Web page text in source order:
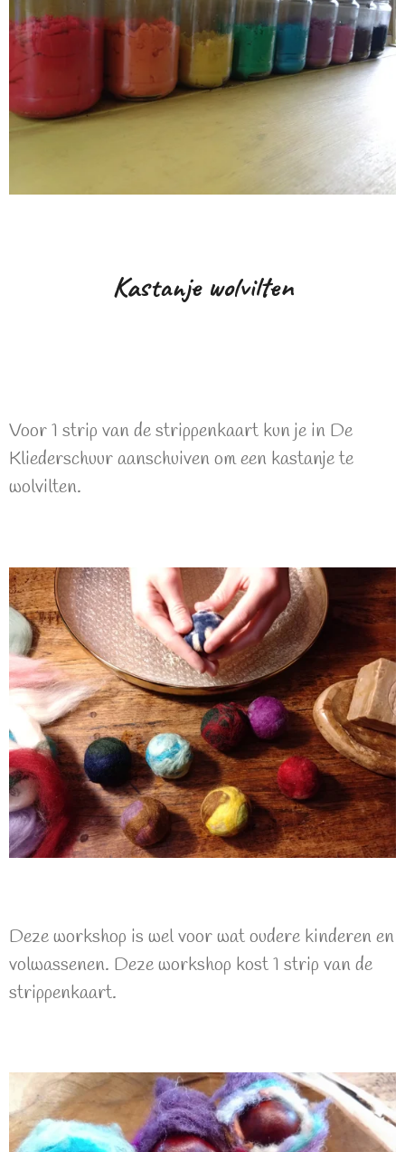
Kastanje wolvilten
Voor 1 strip van de strippenkaart kun je in De
Kliederschuur aanschuiven om een kastanje te
wolvilten.
Deze workshop is wel voor wat oudere kinderen en
volwassenen. Deze workshop kost 1 strip van de
strippenkaart.